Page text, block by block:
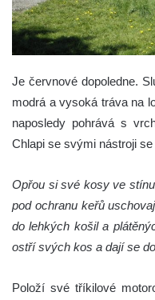
Je červnové dopoledne.
modrá a vysoká tráva na
naposledy pohrává s
Chlapi se svými nástroji
Opřou si své kosy ve
pod ochranu keřů
do lehkých košil a
ostří svých kos a dají se
Položí své tříkilové